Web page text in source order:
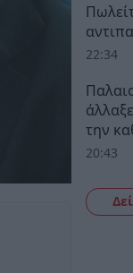
22:34
την
20:43